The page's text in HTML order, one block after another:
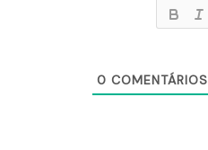
0 COMENTÁRIOS